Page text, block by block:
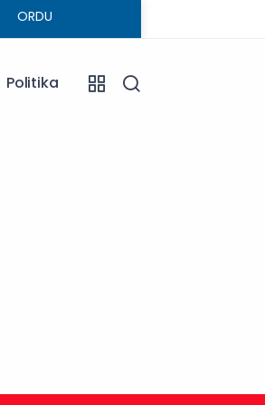
Politika